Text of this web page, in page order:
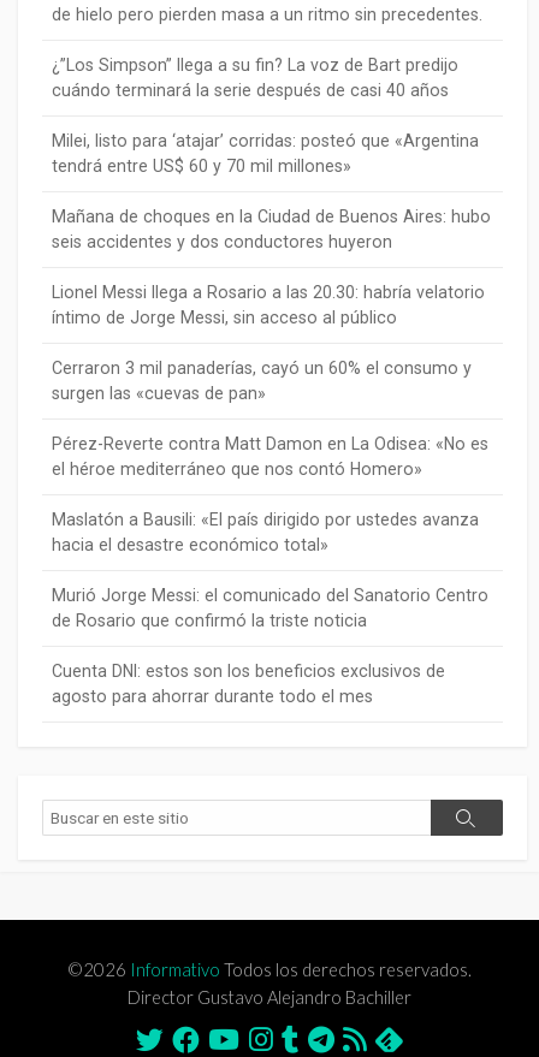
de hielo pero pierden masa a un ritmo sin precedentes.
¿”Los Simpson” llega a su fin? La voz de Bart predijo
cuándo terminará la serie después de casi 40 años
Milei, listo para ‘atajar’ corridas: posteó que «Argentina
tendrá entre US$ 60 y 70 mil millones»
Mañana de choques en la Ciudad de Buenos Aires: hubo
seis accidentes y dos conductores huyeron
Lionel Messi llega a Rosario a las 20.30: habría velatorio
íntimo de Jorge Messi, sin acceso al público
Cerraron 3 mil panaderías, cayó un 60% el consumo y
surgen las «cuevas de pan»
Pérez-Reverte contra Matt Damon en La Odisea: «No es
el héroe mediterráneo que nos contó Homero»
Maslatón a Bausili: «El país dirigido por ustedes avanza
hacia el desastre económico total»
Murió Jorge Messi: el comunicado del Sanatorio Centro
de Rosario que confirmó la triste noticia
Cuenta DNI: estos son los beneficios exclusivos de
agosto para ahorrar durante todo el mes
Buscar
Buscar
©2026 Informativo Todos los derechos reservados.
Director Gustavo Alejandro Bachiller
TwitterFacebook
YoutubeInstagram
TumblrTelegram
FeedFeedly